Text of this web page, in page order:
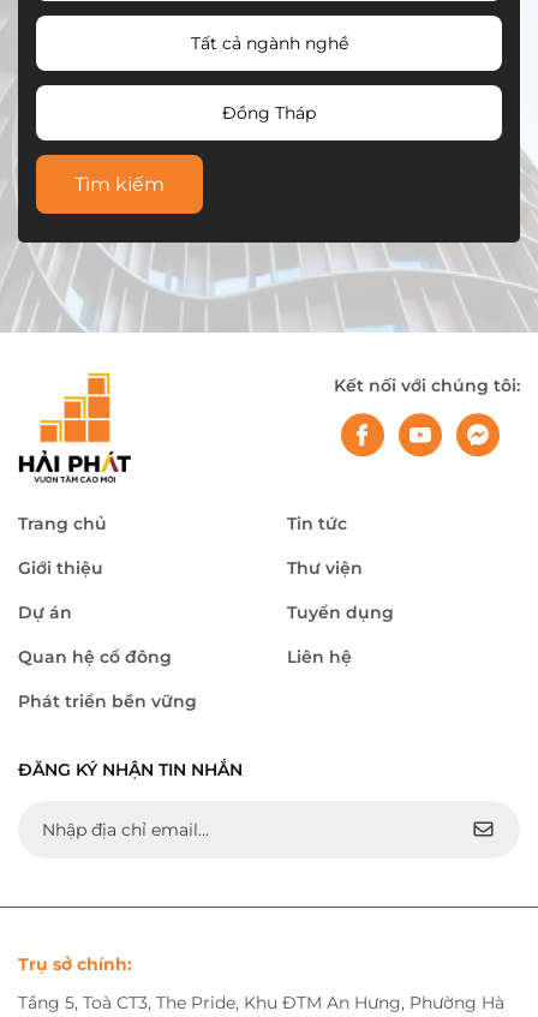
Tất cả ngành nghề
Đồng Tháp
Tìm kiếm
Kết nối với chúng tôi:
Trang chủ
Giới thiệu
Dự án
Quan hệ cổ đông
Phát triển bền vững
Tin tức
Thư viện
Tuyển dụng
Liên hệ
ĐĂNG KÝ NHẬN TIN NHẮN
Trụ sở chính:
Tầng 5, Toà CT3, The Pride, Khu ĐTM An Hưng, Phường Hà